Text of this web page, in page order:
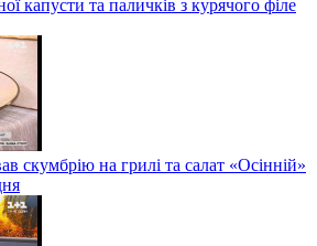
капусти та паличків з курячого філе
скумбрію на грилі та салат «Осінній»